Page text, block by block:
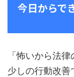
今日からで
「怖いから法
少しの行動改善